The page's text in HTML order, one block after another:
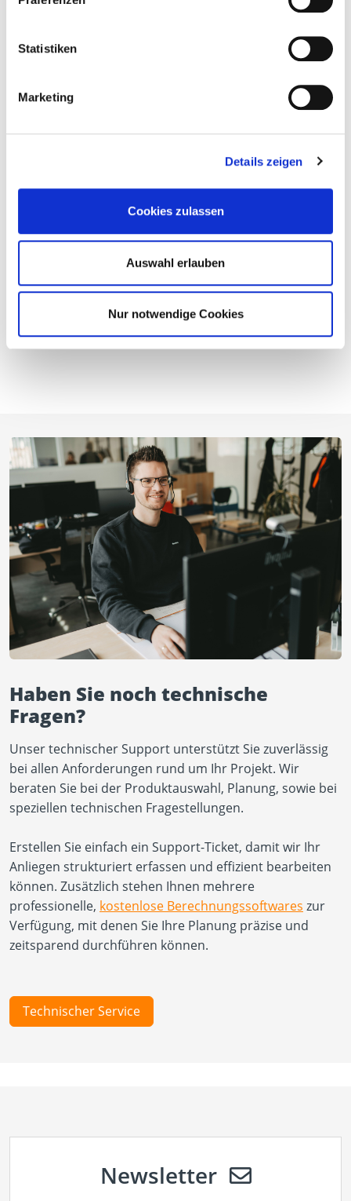
Statistiken
Marketing
Details zeigen
Cookies zulassen
Auswahl erlauben
Nur notwendige Cookies
Köpfchen
ETA Erklärt! Worauf du bei deinem
nächsten Kauf achten musst
Haben Sie noch technische
Fragen?
Unser technischer Support unterstützt Sie zuverlässig
bei allen Anforderungen rund um Ihr Projekt. Wir
beraten Sie bei der Produktauswahl, Planung, sowie bei
speziellen technischen Fragestellungen.
Erstellen Sie einfach ein Support-Ticket, damit wir Ihr
Anliegen strukturiert erfassen und effizient bearbeiten
können. Zusätzlich stehen Ihnen mehrere
professionelle, kostenlose Berechnungssoftwares zur
Verfügung, mit denen Sie Ihre Planung präzise und
zeitsparend durchführen können.
Technischer Service
Newsletter